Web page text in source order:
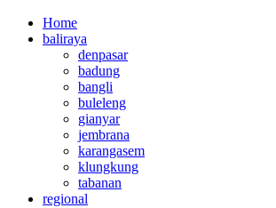
Home
baliraya
denpasar
badung
bangli
buleleng
gianyar
jembrana
karangasem
klungkung
tabanan
regional